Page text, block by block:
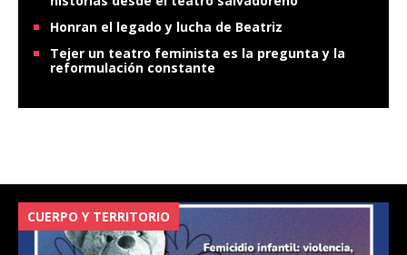
Honran el legado y lucha de Beatriz
Tejer un teatro feminista es la pregunta y la
reformulación constante
CUERPO Y TERRITORIO